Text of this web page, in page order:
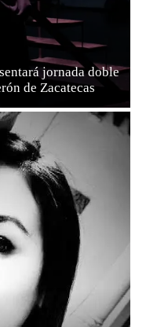
jornada doble
de Zacatecas